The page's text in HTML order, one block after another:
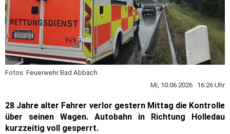
Fotos: Feuerwehr Bad Abbach
Mi, 10.06.2026 16:26 Uhr
28 Jahre alter Fahrer verlor gestern Mittag die Kontrolle
über seinen Wagen. Autobahn in Richtung Holledau
kurzzeitig voll gesperrt.